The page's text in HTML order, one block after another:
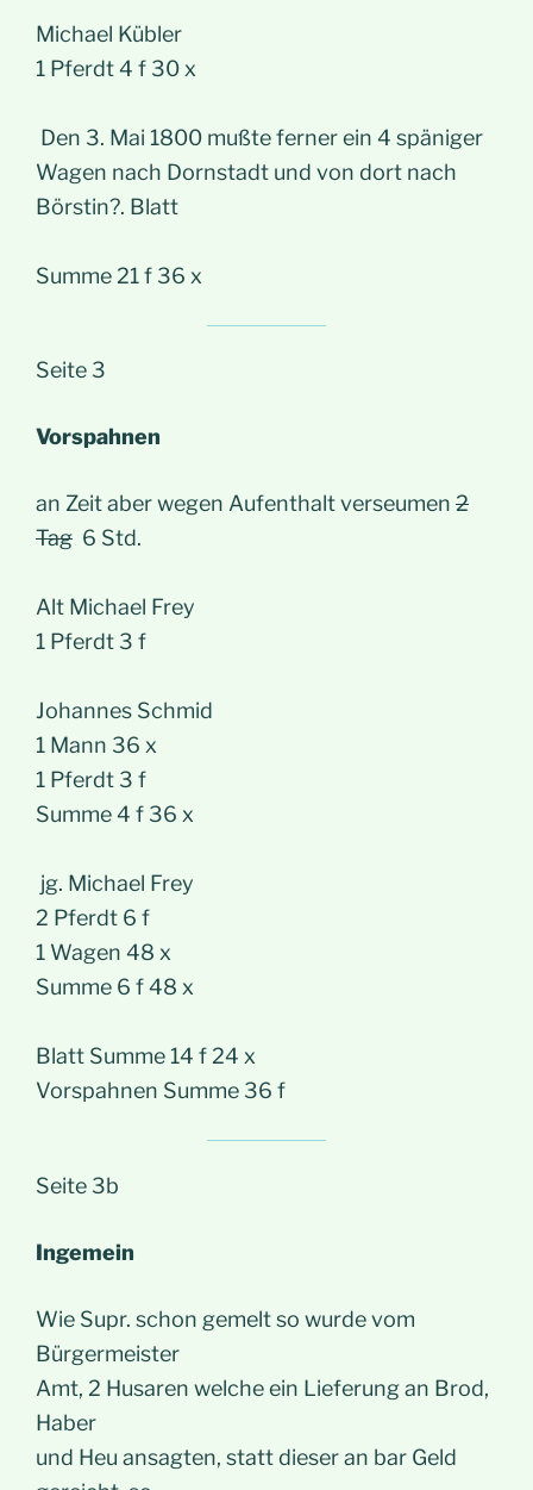
Michael Kübler
1 Pferdt 4 f 30 x
Den 3. Mai 1800 mußte ferner ein 4 späniger
Wagen nach Dornstadt und von dort nach
Börstin?. Blatt
Summe 21 f 36 x
Seite 3
Vorspahnen
an Zeit aber wegen Aufenthalt verseumen 2
Tag 6 Std.
Alt Michael Frey
1 Pferdt 3 f
Johannes Schmid
1 Mann 36 x
1 Pferdt 3 f
Summe 4 f 36 x
jg. Michael Frey
2 Pferdt 6 f
1 Wagen 48 x
Summe 6 f 48 x
Blatt Summe 14 f 24 x
Vorspahnen Summe 36 f
Seite 3b
Ingemein
Wie Supr. schon gemelt so wurde vom
Bürgermeister
Amt, 2 Husaren welche ein Lieferung an Brod,
Haber
und Heu ansagten, statt dieser an bar Geld